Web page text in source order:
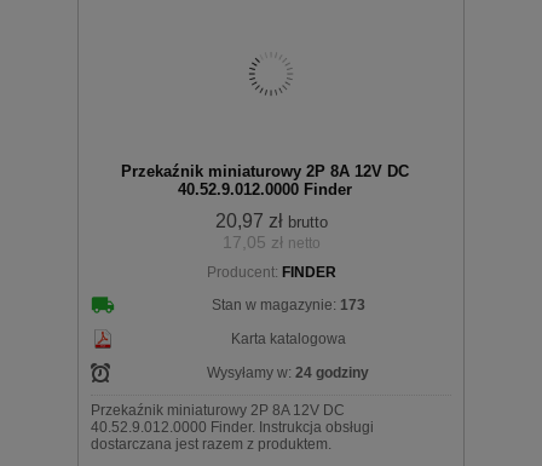
Przekaźnik miniaturowy 2P 8A 12V DC
40.52.9.012.0000 Finder
20,97 zł brutto
17,05 zł netto
Producent: FINDER
Stan w magazynie: 173
Karta katalogowa
Wysyłamy w: 24 godziny
Przekaźnik miniaturowy 2P 8A 12V DC
40.52.9.012.0000 Finder. Instrukcja obsługi
dostarczana jest razem z produktem.